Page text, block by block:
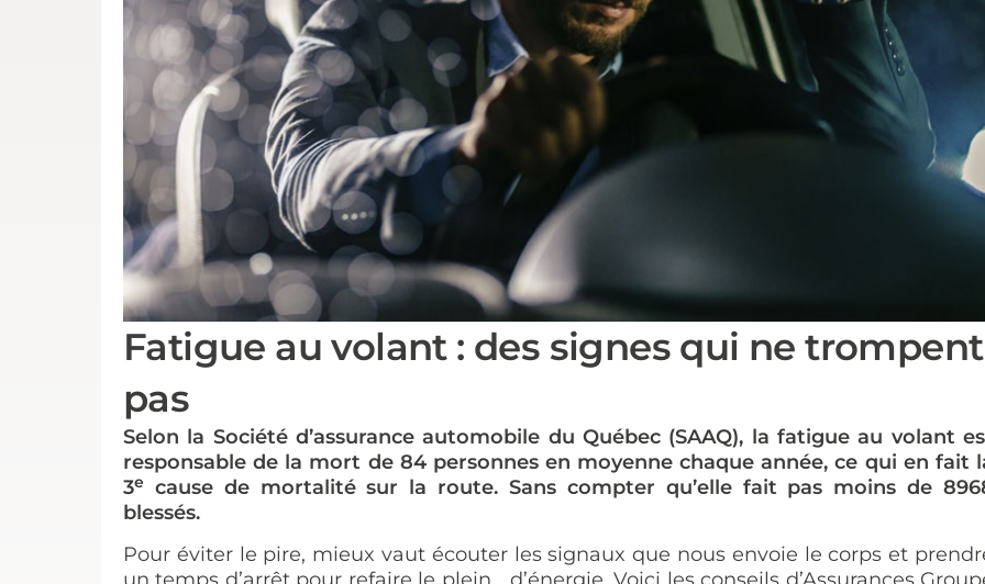
Fatigue au volant : des signes qui ne trompent
pas
Selon la Société d’assurance automobile du Québec (SAAQ), la fatigue au volant
responsable de la mort de 84 personnes en moyenne chaque année, ce qui en fait
3e
cause de mortalité sur la route. Sans compter qu’elle fait pas moins de
blessés.
Pour éviter le pire, mieux vaut écouter les signaux que nous envoie le corps et